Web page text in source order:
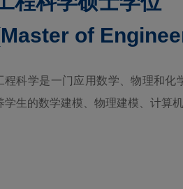
of
程科学是一门应用数学、物理和化
学生的数学建模、物理建模、计算